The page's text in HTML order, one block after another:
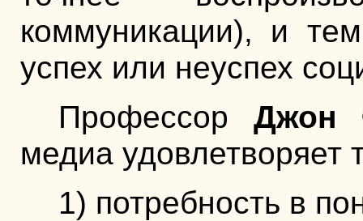
коммуникации), и
успех или неуспех
Профессор Джон
медиа удовлетворяет
1) потребность в